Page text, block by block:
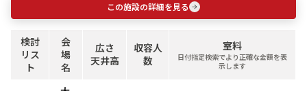
この施設の詳細を見る
検討
リス
ト
会
場
名
広さ
天井高
収容人
数
室料
日付指定検索でより正確な金額を表
示します